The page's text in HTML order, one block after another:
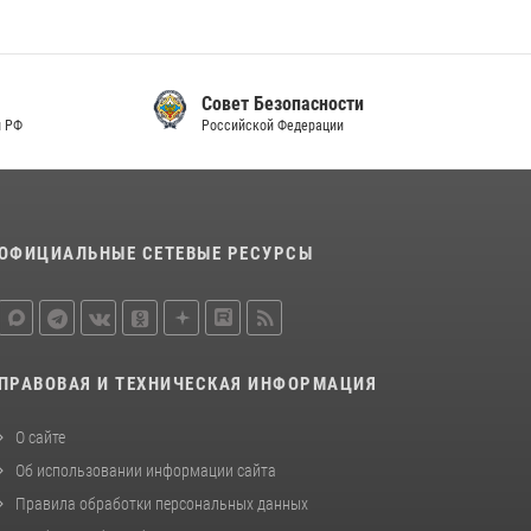
30 июля 2026, 08:00 1
В Челябинске росгвардейцы задержали
злоумышленников, напавших на бригаду
конференция по обобщению боевого опыта
Совет Безопасности
Российской Федерации
СЕТЕВЫЕ РЕСУРСЫ
ПРАВОВАЯ И ТЕХНИЧЕСКАЯ ИНФОРМАЦИЯ
О сайте
Об использовании информации сайта
Правила обработки персональных данных